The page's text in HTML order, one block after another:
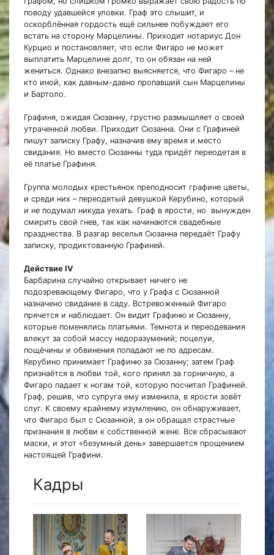
поводу удавшейся уловки. Граф это слышит, и
оскорблённая гордость ещё сильнее побуждает его
встать на сторону Марцелины. Приходит нотариус Дон
Курцио и постановляет, что если Фигаро не может
выплатить Марцелине долг, то он обязан на ней
жениться. Однако внезапно выясняется, что Фигаро – не
кто иной, как давным-давно пропавший сын Марцелины
и Бартоло.
Графиня, ожидая Сюзанну, грустно размышляет о своей
утраченной любви. Приходит Сюзанна. Они с Графиней
пишут записку Графу, назначив ему время и место
свидания. Но вместо Сюзанны туда придёт переодетая в
её платье Графиня.
Группа молодых крестьянок преподносит графине цветы,
и среди них – переодетый девушкой Керубино, который
и не подумал никуда уехать. Граф в ярости, но вынужден
смирить свой гнев, так как начинаются свадебные
празднества. В разгар веселья Сюзанна передаёт Графу
записку, продиктованную Графиней.
Действие IV
Барбарина случайно открывает ничего не
подозревающему Фигаро, что у Графа с Сюзанной
назначено свидание в саду. Встревоженный Фигаро
прячется и наблюдает. Он видит Графиню и Сюзанну,
которые поменялись платьями. Темнота и переодевания
влекут за собой массу недоразумений; поцелуи,
пощёчины и обвинения попадают не по адресам.
Керубино принимает Графиню за Сюзанну; затем Граф
признаётся в любви той, кого принял за горничную, а
Фигаро падает к ногам той, которую посчитал Графиней.
Граф, решив, что супруга ему изменила, в ярости зовёт
слуг. К своему крайнему изумлению, он обнаруживает,
что Фигаро был с Сюзанной, а он обращал страстные
признания в любви к собственной жене. Все сбрасывают
маски, и этот «безумный день» завершается прощением
настоящей Графини.
Кадры